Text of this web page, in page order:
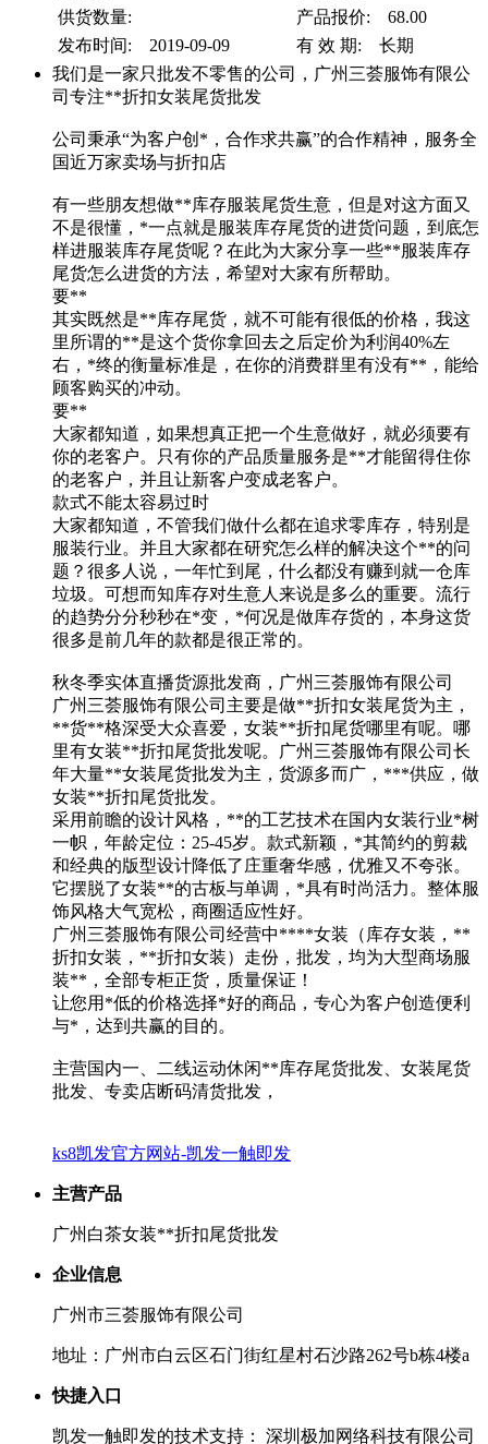
供货数量:
产品报价: 68.00
发布时间: 2019-09-09
有 效 期: 长期
我们是一家只批发不零售的公司，广州三荟服饰有限公
司专注**折扣女装尾货批发
公司秉承“为客户创*，合作求共赢”的合作精神，服务全
国近万家卖场与折扣店
有一些朋友想做**库存服装尾货生意，但是对这方面又
不是很懂，*一点就是服装库存尾货的进货问题，到底怎
样进服装库存尾货呢？在此为大家分享一些**服装库存
尾货怎么进货的方法，希望对大家有所帮助。
要**
其实既然是**库存尾货，就不可能有很低的价格，我这
里所谓的**是这个货你拿回去之后定价为利润40%左
右，*终的衡量标准是，在你的消费群里有没有**，能给
顾客购买的冲动。
要**
大家都知道，如果想真正把一个生意做好，就必须要有
你的老客户。只有你的产品质量服务是**才能留得住你
的老客户，并且让新客户变成老客户。
款式不能太容易过时
大家都知道，不管我们做什么都在追求零库存，特别是
服装行业。并且大家都在研究怎么样的解决这个**的问
题？很多人说，一年忙到尾，什么都没有赚到就一仓库
垃圾。可想而知库存对生意人来说是多么的重要。流行
的趋势分分秒秒在*变，*何况是做库存货的，本身这货
很多是前几年的款都是很正常的。
秋冬季实体直播货源批发商，广州三荟服饰有限公司
广州三荟服饰有限公司主要是做**折扣女装尾货为主，
**货**格深受大众喜爱，女装**折扣尾货哪里有呢。哪
里有女装**折扣尾货批发呢。广州三荟服饰有限公司长
年大量**女装尾货批发为主，货源多而广，***供应，做
女装**折扣尾货批发。
采用前瞻的设计风格，**的工艺技术在国内女装行业*树
一帜，年龄定位：25-45岁。款式新颖，*其简约的剪裁
和经典的版型设计降低了庄重奢华感，优雅又不夸张。
它摆脱了女装**的古板与单调，*具有时尚活力。整体服
饰风格大气宽松，商圈适应性好。
广州三荟服饰有限公司经营中****女装（库存女装，**
折扣女装，**折扣女装）走份，批发，均为大型商场服
装**，全部专柜正货，质量保证！
让您用*低的价格选择*好的商品，专心为客户创造便利
与*，达到共赢的目的。
主营国内一、二线运动休闲**库存尾货批发、女装尾货
批发、专卖店断码清货批发，
ks8凯发官方网站-凯发一触即发
主营产品
广州白茶女装**折扣尾货批发
企业信息
广州市三荟服饰有限公司
地址：广州市白云区石门街红星村石沙路262号b栋4楼a
快捷入口
凯发一触即发的技术支持： 深圳极加网络科技有限公司